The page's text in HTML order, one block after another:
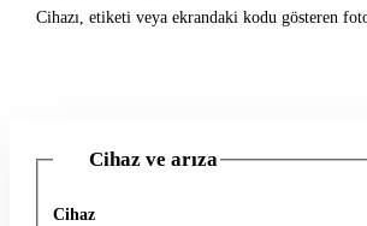
Cihazı, etiketi veya ekrandaki kodu gösteren
Cihaz ve arıza
Cihaz